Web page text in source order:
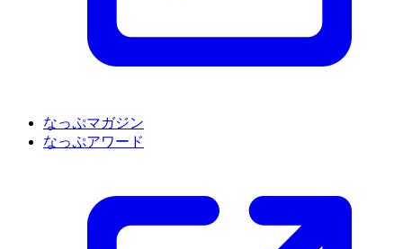
なっぷマガジン
なっぷアワード